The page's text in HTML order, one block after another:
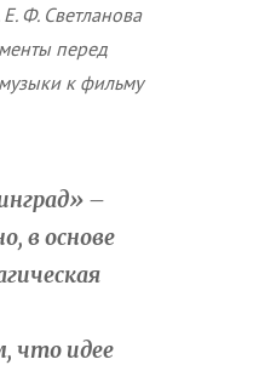
Ф. Светланова
перед
к фильму
–
в основе
что идее